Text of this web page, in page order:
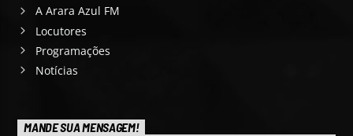
A Arara Azul FM
Locutores
Programações
Notícias
MANDE SUA MENSAGEM!